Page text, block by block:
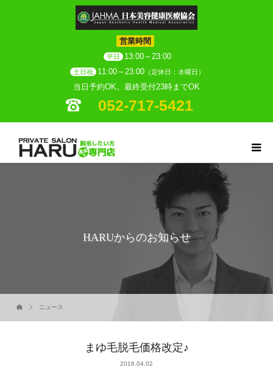
営業時間
平日 13:00～23:00
土日祝 11:00～23:00 （定休日：水曜日）
当日予約OK。最終受付23時までOK
052-717-5421
HARUからのお知らせ
ニュース
まゆ毛脱毛価格改定♪
2018.04.02